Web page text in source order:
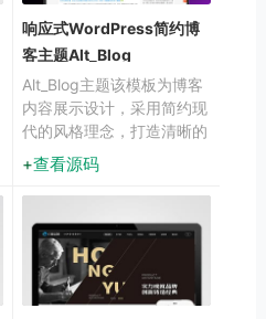
响应式WordPress简约博
客主题Alt_Blog
Alt_Blog主题该模板为博客
内容展示设计，采用简约现
代的风格理念，打造清晰的
内容呈现平台。响应式布局
确保在不同设备上都能获得
良好的浏览体验，帮助博主
更好地展示和分享内容。
查看源码